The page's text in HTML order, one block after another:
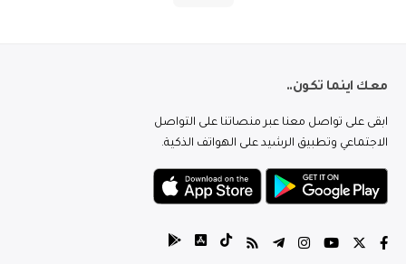
معك اينما تكون..
ابقى على تواصل معنا عبر منصاتنا على التواصل
الاجتماعي وتطبيق الرشيد على الهواتف الذكية.